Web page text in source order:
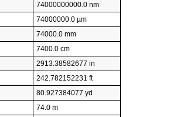
74000000000.0 nm
74000000.0 µm
74000.0 mm
7400.0 cm
2913.38582677 in
242.782152231 ft
80.927384077 yd
74.0 m